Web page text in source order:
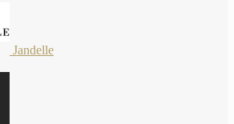
Jandelle